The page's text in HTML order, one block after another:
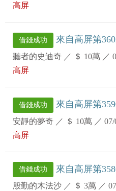
高屏
借錢成功 來自高屏第
聽者的史迪奇 ／ ＄ 10萬 ／
高屏
借錢成功 來自高屏第
安靜的夢奇 ／ ＄ 10萬 ／ 07/
高屏
借錢成功 來自高屏第
殷勤的木法沙 ／ ＄ 3萬 ／